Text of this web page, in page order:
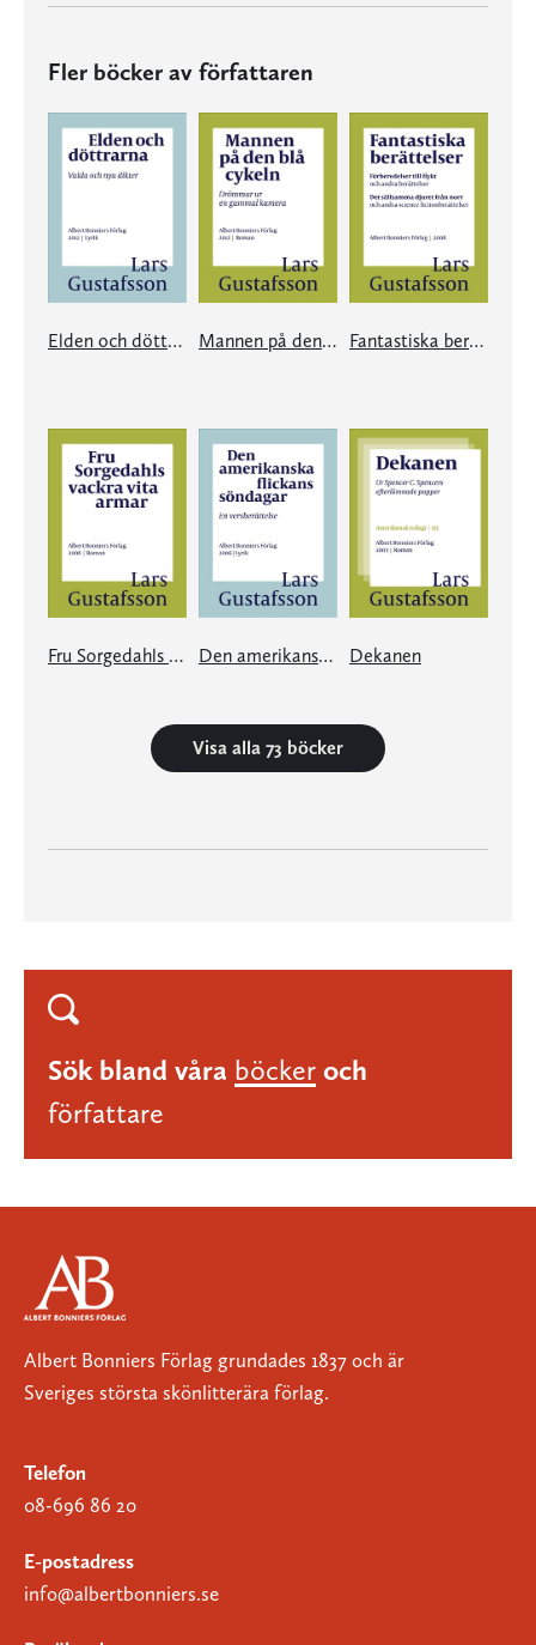
Fler böcker av författaren
Elden och döttrarna Mannen på den blå cykeln Fantastiska berättelser
Fru Sorgedahls vackra vita armar Den amerikanska flickans söndagar Dekanen
Visa alla 73 böcker
Sök bland våra böcker och
författare
Albert Bonniers Förlag grundades 1837 och är
Sveriges största skönlitterära förlag.
Telefon
08-696 86 20
E-postadress
info@albertbonniers.se